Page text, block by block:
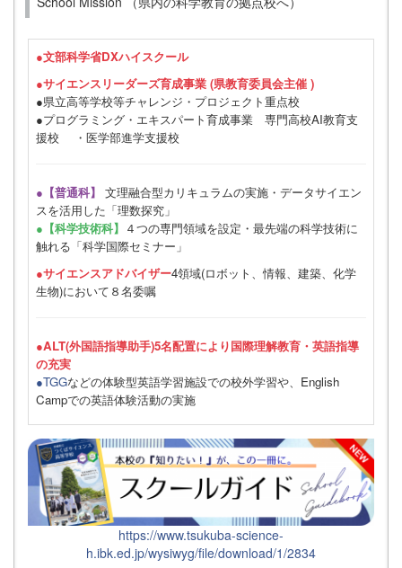
●文部科学省DXハイスクール
●サイエンスリーダーズ育成事業 (県教育委員会主催 )
●県立高等学校等チャレンジ・プロジェクト重点校
●プログラミング・エキスパート育成事業 専門高校AI教育支
援校 ・医学部進学支援校
●【普通科】 文理融合型カリキュラムの実施・データサイエン
スを活用した「理数探究」
●【科学技術科】 ４つの専門領域を設定・最先端の科学技術に
触れる「科学国際セミナー」
●サイエンスアドバイザー4領域(ロボット、情報、建築、化学
生物)において８名委嘱
●ALT(外国語指導助手)5名配置により国際理解教育・英語指導
の充実
●TGGなどの体験型英語学習施設での校外学習や、English
Campでの英語体験活動の実施
https://www.tsukuba-science-
h.ibk.ed.jp/wysiwyg/file/download/1/2834